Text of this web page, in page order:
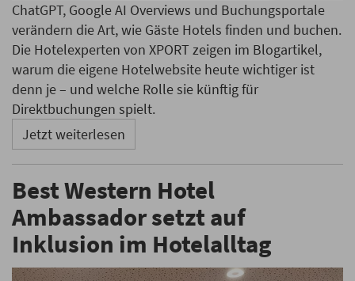
ChatGPT, Google AI Overviews und Buchungsportale
verändern die Art, wie Gäste Hotels finden und buchen.
Die Hotelexperten von XPORT zeigen im Blogartikel,
warum die eigene Hotelwebsite heute wichtiger ist
denn je – und welche Rolle sie künftig für
Direktbuchungen spielt.
Jetzt weiterlesen
Best Western Hotel
Ambassador setzt auf
Inklusion im Hotelalltag